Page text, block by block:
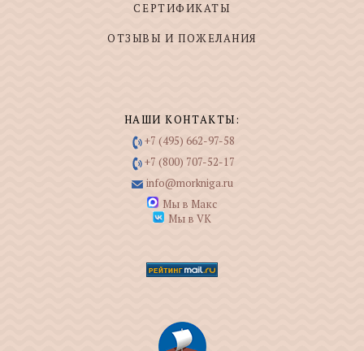
СЕРТИФИКАТЫ
ОТЗЫВЫ И ПОЖЕЛАНИЯ
НАШИ КОНТАКТЫ:
+7 (495) 662-97-58
+7 (800) 707-52-17
info@morkniga.ru
Мы в Макс
Мы в VK